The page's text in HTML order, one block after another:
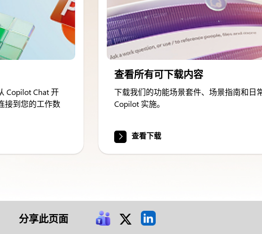
Copilot Chat 开
接到您的工作数
查看所有可下载内容
下载我们的功能场景套件、场景指南和日
Copilot 实施。
查看下载
分享此页面